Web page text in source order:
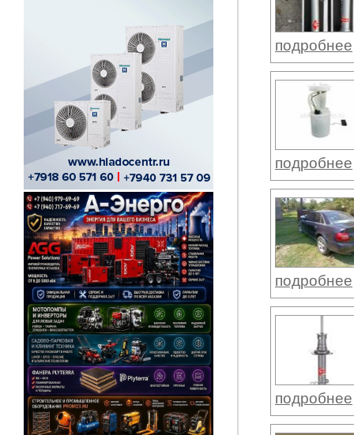
подробнее
подробнее
подробнее
подробнее